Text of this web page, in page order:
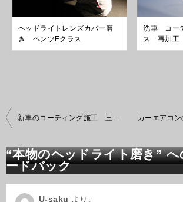
ヘッドライトレンズカバー磨
き ベンツEクラス
洗車 コー
ス 再加工
投
稿
ビ
ゲ
ー
シ
ョ
新車のコーティング施工 三菱デリカD2
“本物のヘッドライト磨き”
ードバック
U-saku より: